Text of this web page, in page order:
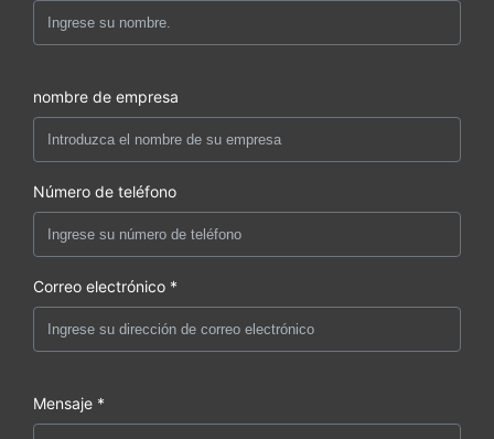
nombre de empresa
Número de teléfono
Correo electrónico *
Mensaje *